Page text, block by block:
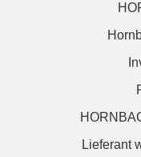
Lieferant